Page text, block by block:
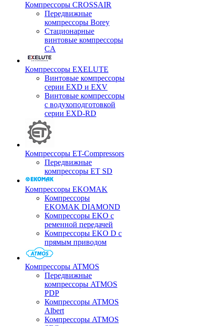
Компрессоры CROSSAIR
Передвижные
компрессоры Borey
Стационарные
винтовые компрессоры
CA
Компрессоры EXELUTE
Винтовые компрессоры
серии EXD и EXV
Винтовые компрессоры
с водухоподготовкой
серии EXD-RD
Компрессоры ET-Compressors
Передвижные
компрессоры ET SD
Компрессоры EKOMAK
Компрессоры
EKOMAK DIAMOND
Компрессоры EKO c
ременной передачей
Компрессоры EKO D с
прямым приводом
Компрессоры ATMOS
Передвижные
компрессоры ATMOS
PDP
Компрессоры ATMOS
Albert
Компрессоры ATMOS